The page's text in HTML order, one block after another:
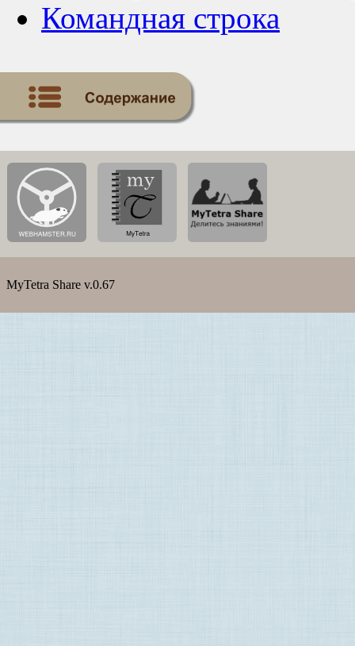
Командная строка
MyTetra Share v.0.67